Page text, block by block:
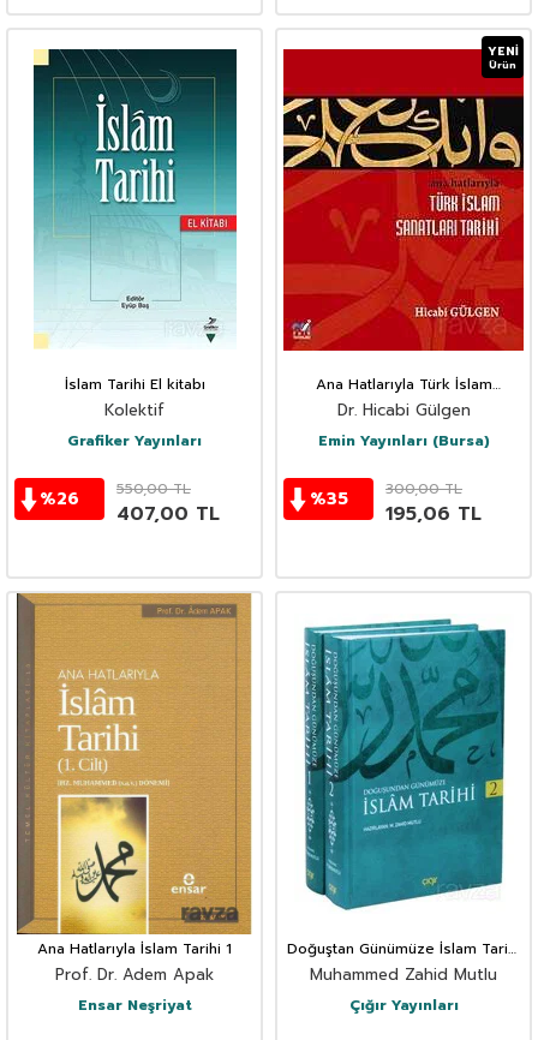
İslam Tarihi El kitabı
Kolektif
Grafiker Yayınları
%26 550,00TL
407,00 TL
YENI
Ürün
Ana Hatlarıyla Türk İslam
Sanatları Tarihi
Dr. Hicabi Gülgen
Emin Yayınları (Bursa)
%35 300,00TL
195,06 TL
Ana Hatlarıyla İslam Tarihi 1
Prof. Dr. Adem Apak
Ensar Neşriyat
Doğuştan Günümüze İslam Tarihi
(2 Cilt Takım)
Muhammed Zahid Mutlu
Çığır Yayınları